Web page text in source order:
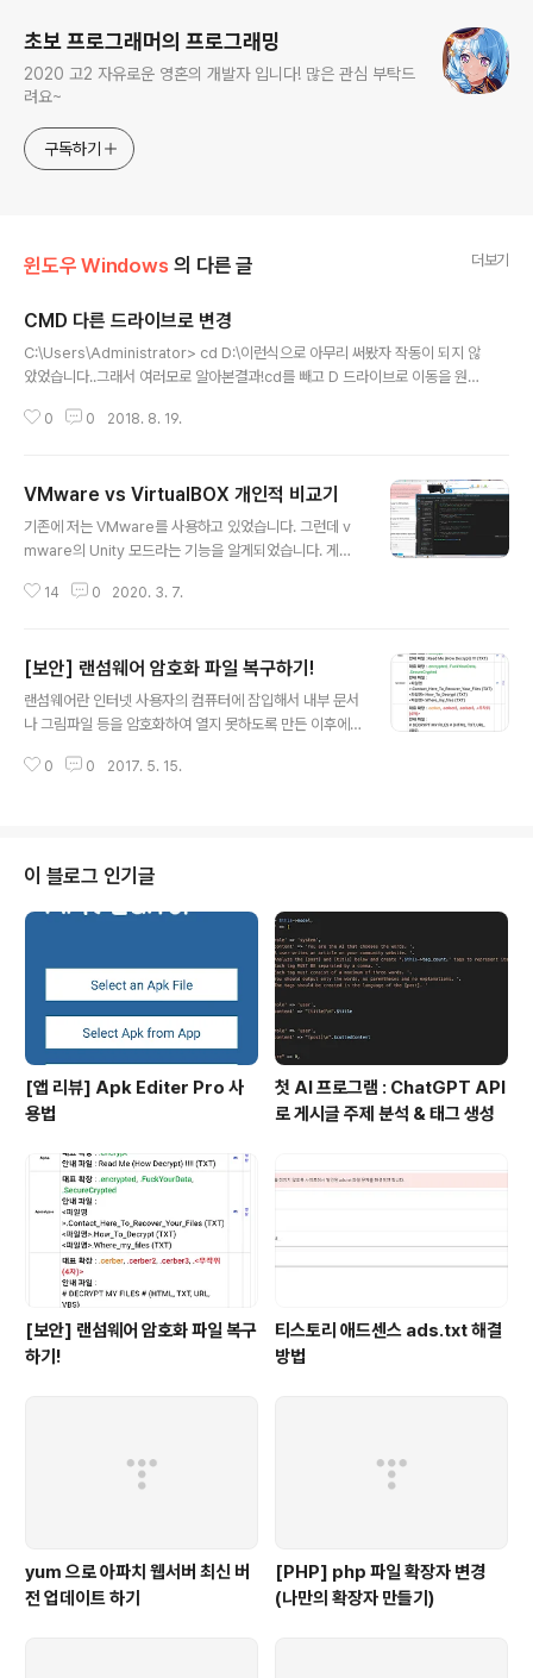
초보 프로그래머의 프로그래밍
2020 고2 자유로운 영혼의 개발자 입니다! 많은 관심 부탁드
려요~
구독하기
윈도우 Windows 의 다른 글 더보기
CMD 다른 드라이브로 변경
C:\Users\Administrator> cd D:\이런식으로 아무리 써봤자 작동이 되지 않
았었습니다..그래서 여러모로 알아본결과!cd를 빼고 D 드라이브로 이동을 원할
게 됩니다!
0 0 2018. 8. 19.
VMware vs VirtualBOX 개인적 비교기
기존에 저는 VMware를 사용하고 있었습니다. 그런데 v
mware의 Unity 모드라는 기능을 알게되었습니다. 게스
데, 자세한 사항은 구글을.. 그런데, 알고보니 우분투(리눅
레이드 말고는 방법이 없길래 차선책으로 VirtualBOX의
Seamless 모드라는 기능도 있어서 VirtualBOX를 설치
해 봤습니다. ​ 물론 잘나가는 유료툴 VMWare와 무료툴 V
일단 체험해보고서 어떤게 좋을지 판단해보겠습니다. ​ ​ 첫
14 0 2020. 3. 7.
[보안] 랜섬웨어 암호화 파일 복구하기!
랜섬웨어란 인터넷 사용자의 컴퓨터에 잠입해서 내부 문서
나 그림파일 등을 암호화하여 열지 못하도록 만든 이후에
준다며 금품을 요구하는 악성 프로그램 입니다. 랜섬웨어
이러스 형태로 네트워크 취약점이나 다운로드된 파일을 통
해 전파됩니다. 컴퓨터에 침입한 후에는 여러 가지 방법으
로 컴퓨터 사용에 장애를 줍니다. 요즈음에는 인터넷에만
연결되어있어도 랜섬웨어에 걸리기도 하는일이 있는데요,
이미 미이크로소프트에서는 패치를 했지만 업데이트를 하
지않아 아직 위험한 컴퓨터가 여러대 있다고 합니다. (저도
0 0 2017. 5. 15.
이 블로그 인기글
[앱 리뷰] Apk Editer Pro 사
용법
첫 AI 프로그램 : ChatGPT API
로 게시글 주제 분석 & 태그 생성
[보안] 랜섬웨어 암호화 파일 복구
하기!
티스토리 애드센스 ads.txt 해결
방법
yum 으로 아파치 웹서버 최신 버
전 업데이트 하기
[PHP] php 파일 확장자 변경
(나만의 확장자 만들기)